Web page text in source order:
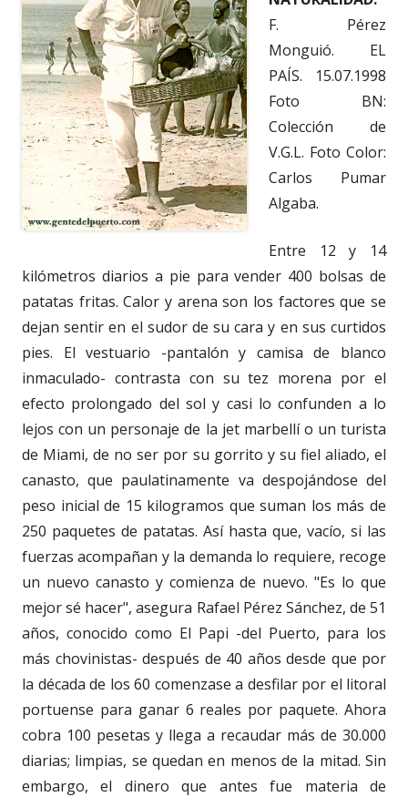
F. Pérez
Monguió. EL
PAÍS. 15.07.1998
Foto BN:
Colección de
V.G.L. Foto Color:
Carlos Pumar
Algaba.
Entre 12 y 14
kilómetros diarios a pie para vender 400 bolsas de
patatas fritas. Calor y arena son los factores que se
dejan sentir en el sudor de su cara y en sus curtidos
pies. El vestuario -pantalón y camisa de blanco
inmaculado- contrasta con su tez morena por el
efecto prolongado del sol y casi lo confunden a lo
lejos con un personaje de la jet marbellí o un turista
de Miami, de no ser por su gorrito y su fiel aliado, el
canasto, que paulatinamente va despojándose del
peso inicial de 15 kilogramos que suman los más de
250 paquetes de patatas. Así hasta que, vacío, si las
fuerzas acompañan y la demanda lo requiere, recoge
un nuevo canasto y comienza de nuevo. "Es lo que
mejor sé hacer", asegura Rafael Pérez Sánchez, de 51
años, conocido como El Papi -del Puerto, para los
más chovinistas- después de 40 años desde que por
la década de los 60 comenzase a desfilar por el litoral
portuense para ganar 6 reales por paquete. Ahora
cobra 100 pesetas y llega a recaudar más de 30.000
diarias; limpias, se quedan en menos de la mitad. Sin
embargo, el dinero que antes fue materia de